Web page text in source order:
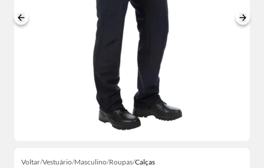
Voltar/Vestuário/Masculino/Roupas/Calças